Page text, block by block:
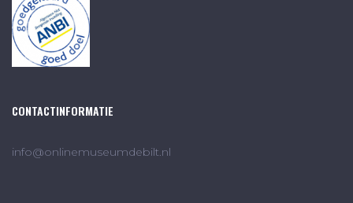
CONTACTINFORMATIE
info@onlinemuseumdebilt.nl